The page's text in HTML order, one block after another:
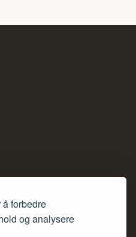
forbedre
og analysere